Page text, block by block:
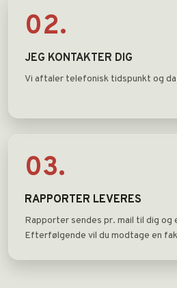
02.
JEG KONTAKTER DIG
Vi aftaler telefonisk tidspunkt og
03.
RAPPORTER LEVERES
​​Rapporter sendes pr. mail til dig
Efterfølgende vil du modtage en